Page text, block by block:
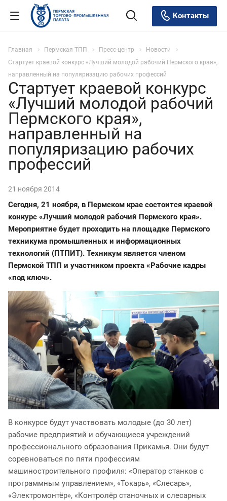
Контакты
Главная Пермская ТПП Пресс-центр
Новости
Стартует краевой конкурс «Лучший молодой рабочий Пермского края»,
направленный на популяризацию рабочих профессий
Стартует краевой конкурс
«Лучший молодой рабочий
Пермского края»,
направленный на
популяризацию рабочих
профессий
21 ноября 2014
Сегодня, 21 ноября, в Пермском крае состоится краевой
конкурс «Лучший молодой рабочий Пермского края».
Мероприятие будет проходить на площадке Пермского
техникума промышленных и информационных
технологий (ПТПИТ). Техникум является членом
Пермской ТПП и участником проекта «Рабочие кадры
«под ключ».
В конкурсе будут участвовать молодые (до 30 лет)
рабочие предприятий и обучающиеся учреждений
профессионального образования Прикамья. Они будут
соревноваться по пяти профессиям
машиностроительного профиля: «Оператор станков с
программным управлением», «Токарь», «Слесарь»,
«Электромонтёр», «Контролёр станочных и слесарных